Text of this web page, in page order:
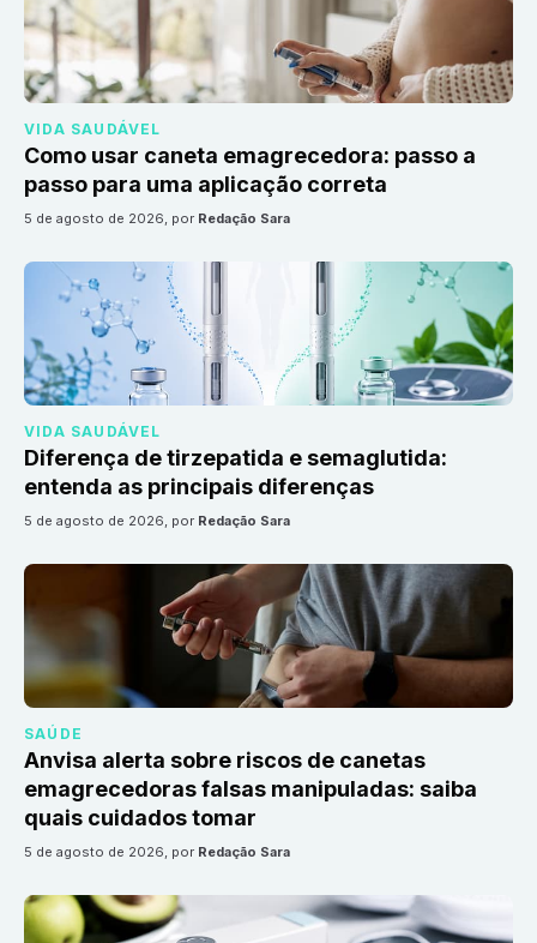
VIDA SAUDÁVEL
Como usar caneta emagrecedora: passo a
passo para uma aplicação correta
5 de agosto de 2026, por Redação Sara
VIDA SAUDÁVEL
Diferença de tirzepatida e semaglutida:
entenda as principais diferenças
5 de agosto de 2026, por Redação Sara
SAÚDE
Anvisa alerta sobre riscos de canetas
emagrecedoras falsas manipuladas: saiba
quais cuidados tomar
5 de agosto de 2026, por Redação Sara